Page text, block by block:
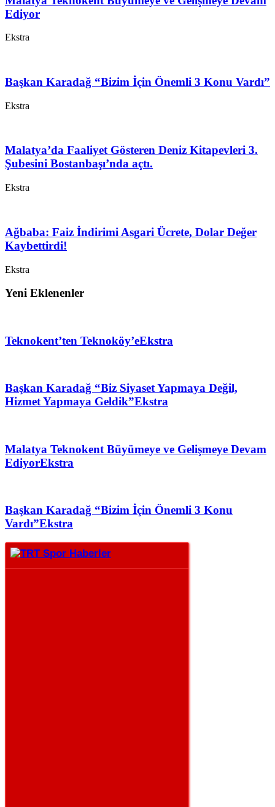
Ediyor
Ekstra
Başkan Karadağ “Bizim İçin Önemli 3 Konu Vardı”
Ekstra
Malatya’da Faaliyet Gösteren Deniz Kitapevleri 3.
Şubesini Bostanbaşı’nda açtı.
Ekstra
Ağbaba: Faiz İndirimi Asgari Ücrete, Dolar Değer
Kaybettirdi!
Ekstra
Yeni Eklenenler
Teknokent’ten Teknoköy’eEkstra
Başkan Karadağ “Biz Siyaset Yapmaya Değil,
Hizmet Yapmaya Geldik”Ekstra
Malatya Teknokent Büyümeye ve Gelişmeye Devam
EdiyorEkstra
Başkan Karadağ “Bizim İçin Önemli 3 Konu
Vardı”Ekstra